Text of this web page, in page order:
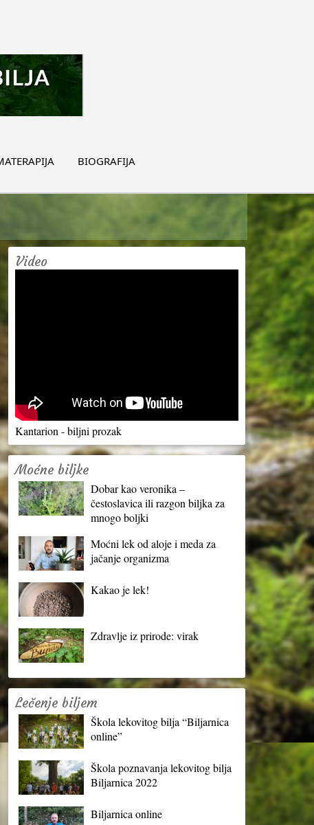
BIOGRAFIJA
Video
Kantarion - biljni prozak
Moćne biljke
Dobar kao veronika –
čestoslavica ili razgon biljka za
mnogo boljki
Moćni lek od aloje i meda za
jačanje organizma
Kakao je lek!
Zdravlje iz prirode: virak
Lečenje biljem
Škola lekovitog bilja “Biljarnica
online”
Škola poznavanja lekovitog bilja
Biljarnica 2022
Biljarnica online